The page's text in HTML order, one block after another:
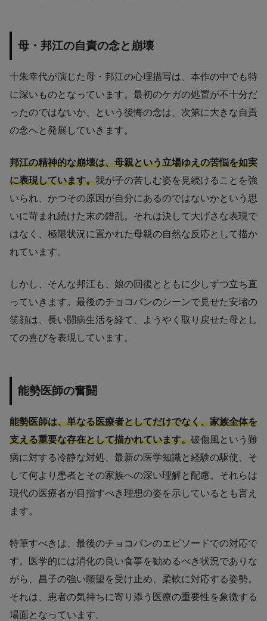
母・邦江の自責の念と崩壊
十朱幸代が演じた母・邦江の心理描写は、本作の中でも特
に深いものとなっています。最初のケガの処置が不十分だ
ったのではないか、という後悔の念は、次第に大きな自責
の念へと発展していきます。
邦江の精神的な崩壊は、母親という立場ゆえの苦悩を如実
に表現しています。我が子の苦しむ姿を見続けることを強
いられ、かつその原因が自分にあるのではないかという思
いに苛まれ続けた末の錯乱。それは決して大げさな表現で
はなく、極限状況に置かれた母親の自然な反応として描か
れています。
しかし、そんな邦江も、娘の回復とともに少しずつ立ち直
っていきます。最後のチョコパンのシーンで見せた安堵の
笑顔は、長い闘病生活を経て、ようやく取り戻せた母とし
ての喜びを表現しています。
能勢医師の奮闘
能勢医師は、単なる医療者としてだけでなく、家族全体を
支える重要な存在として描かれています。破傷風という難
病に対する冷静な対処、最新の医学知識と経験の駆使、そ
して何より患者とその家族への深い理解と配慮。それらは
現代の医療者が目指すべき理想の姿を示しているとも言え
ます。
特筆すべきは、最後のチョコパンのエピソードでの対応で
す。医学的には消化の良い食事を勧めるべき状況でありな
がら、昌子の強い願望を受け止め、柔軟に対応する姿勢。
それは、患者の気持ちに寄り添う医療の重要性を象徴する
場面となっています。